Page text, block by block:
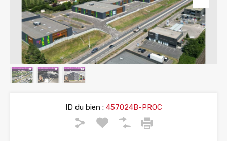
ID du bien :457024B-PROC